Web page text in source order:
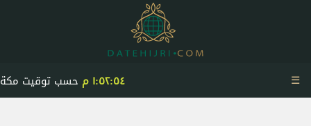
١:٥٢:٥٤ م حسب توقيت مكة ☰